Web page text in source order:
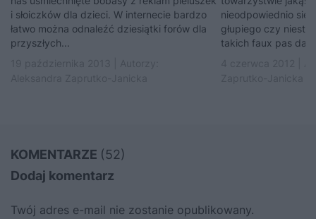
i słoiczków dla dzieci. W internecie bardzo
łatwo można odnaleźć dziesiątki forów dla
przyszłych...
nieodpowiednio się
głupiego czy
takich faux pas da...
KOMENTARZE (52)
Dodaj komentarz
Twój adres e-mail nie zostanie opublikowany.